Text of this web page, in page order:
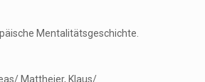
Mentalitätsgeschichte.
Mattheier, Klaus/